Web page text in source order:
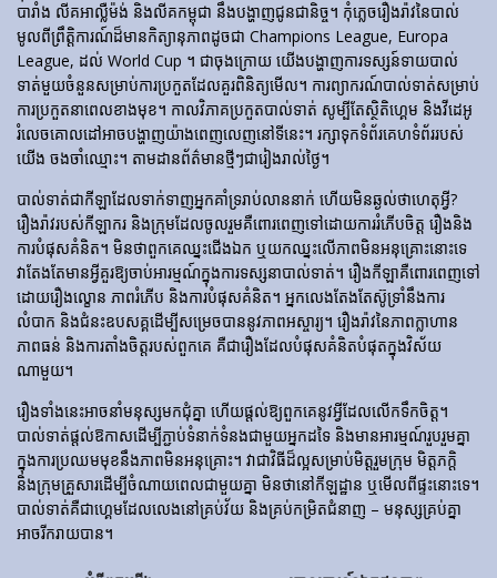
បារាំង លីគអាល្លឺម៉ង់ និងលីគកម្ពុជា នឹងបង្ហាញជូនជានិច្ច។ កុំភ្លេចរឿងរ៉ាវនៃបាល់
មូលពីព្រឹត្តិការណ៍ដ៏មានកិត្យានុភាពដូចជា Champions League, Europa
League, ដល់ World Cup ។ ជាចុងក្រោយ យើងបង្ហាញការទស្សន៍ទាយបាល់
ទាត់មួយចំនួនសម្រាប់ការប្រកួតដែលគួរពិនិត្យមើល។ ការព្យាករណ៍បាល់ទាត់សម្រាប់
ការប្រកួតនាពេលខាងមុខ។ កាលវិភាគប្រកួតបាល់ទាត់ សូម្បីតែស្ថិតិហ្គេម និងវីដេអូ
រំលេចគោលដៅអាចបង្ហាញយ៉ាងពេញលេញនៅទីនេះ។ រក្សាទុកទំព័រគេហទំព័ររបស់
យើង ចងចាំឈ្មោះ។ តាមដានព័ត៌មានថ្មីៗជារៀងរាល់ថ្ងៃ។
បាល់ទាត់​ជា​កីឡា​ដែល​ទាក់​ទាញ​អ្នក​គាំទ្រ​រាប់​លាន​នាក់ ហើយ​មិន​ឆ្ងល់​ថា​ហេតុអ្វី?
រឿងរ៉ាវ​របស់​កីឡាករ និង​ក្រុម​ដែល​ចូលរួម​គឺ​ពោរពេញ​ទៅ​ដោយ​ការ​រំភើប​ចិត្ត រឿង​និង​
ការ​បំផុស​គំនិត។ មិនថាពួកគេឈ្នះជើងឯក ឬយកឈ្នះលើភាពមិនអនុគ្រោះនោះទេ
វាតែងតែមានអ្វីគួរឱ្យចាប់អារម្មណ៍ក្នុងការទស្សនាបាល់ទាត់។ រឿង​កីឡា​គឺ​ពោរពេញ​ទៅ​
ដោយ​រឿង​ល្ខោន ភាព​រំភើប និង​ការ​បំផុស​គំនិត។ អ្នកលេងតែងតែស៊ូទ្រាំនឹងការ
លំបាក និងជំនះឧបសគ្គដើម្បីសម្រេចបាននូវភាពអស្ចារ្យ។ រឿងរ៉ាវនៃភាពក្លាហាន
ភាពធន់ និងការតាំងចិត្តរបស់ពួកគេ គឺជារឿងដែលបំផុសគំនិតបំផុតក្នុងវិស័យ
ណាមួយ។
រឿងទាំងនេះអាចនាំមនុស្សមកជុំគ្នា ហើយផ្តល់ឱ្យពួកគេនូវអ្វីដែលលើកទឹកចិត្ត។
បាល់ទាត់ផ្តល់ឱកាសដើម្បីភ្ជាប់ទំនាក់ទំនងជាមួយអ្នកដទៃ និងមានអារម្មណ៍រួបរួមគ្នា
ក្នុងការប្រឈមមុខនឹងភាពមិនអនុគ្រោះ។ វាជាវិធីដ៏ល្អសម្រាប់មិត្តរួមក្រុម មិត្តភក្តិ
និងក្រុមគ្រួសារដើម្បីចំណាយពេលជាមួយគ្នា មិនថានៅកីឡដ្ឋាន ឬមើលពីផ្ទះនោះទេ។
បាល់ទាត់គឺជាហ្គេមដែលលេងនៅគ្រប់វ័យ និងគ្រប់កម្រិតជំនាញ – មនុស្សគ្រប់គ្នា
អាចរីករាយបាន។